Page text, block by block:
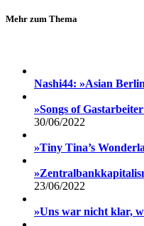
Mehr zum Thema
Nashi44: »Asian
»Songs of
30/06/2022
»Tiny Tina’s
23/06/2022
»Uns war nicht klar,